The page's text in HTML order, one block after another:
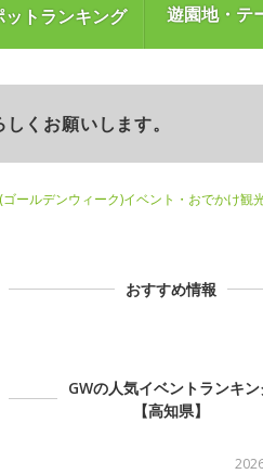
トランキング 遊園地・テ
くお願いします。
ールデンウィーク)イベント・おでかけ観
おすすめ情報
GWの人気イベントランキン
【高知県】